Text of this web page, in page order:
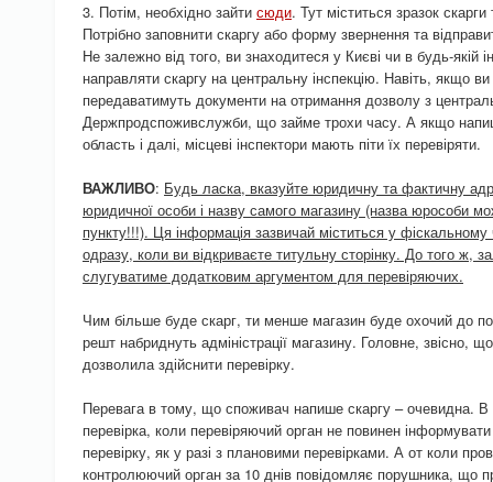
3. Потім, необхідно зайти сюди. Тут міститься зразок
Потрібно заповнити скаргу або форму звернення та
Не залежно від того, ви знаходитеся у Києві чи в будь-якій
направляти скаргу на центральну інспекцію. Навіть, якщо
передаватимуть документи на отримання дозволу з
Держпродспоживслужби, що займе трохи часу. А якщо
область і далі, місцеві інспектори мають піти їх перевіряти.
ВАЖЛИВО: Будь ласка, вказуйте юридичну та фактичну
юридичної особи і назву самого магазину (назва юрособи
пункту!!!). Ця інформація зазвичай міститься у фіскальному
одразу, коли ви відкриваєте титульну сторінку. До того ж,
слугуватиме додатковим аргументом для перевіряючих.
Чим більше буде скарг, ти менше магазин буде охочий до
решт набриднуть адміністрації магазину. Головне, звісно,
дозволила здійснити перевірку.
Перевага в тому, що споживач напише скаргу – очевидна. В
перевірка, коли перевіряючий орган не повинен
перевірку, як у разі з плановими перевірками. А от коли
контролюючий орган за 10 днів повідомляє порушника, що